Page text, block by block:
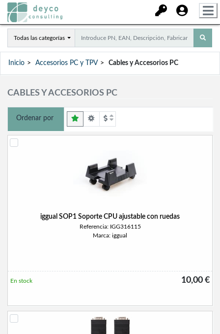
Todas las categorías
Inicio Accesorios PC y TPV Cables y Accesorios PC
CABLES Y ACCESORIOS PC
Ordenar por
iggual SOP1 Soporte CPU ajustable con ruedas
Referencia: IGG316115
Marca: iggual
10,00 €
En stock